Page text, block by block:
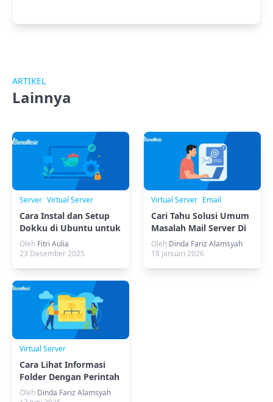
ARTIKEL
Lainnya
Server Virtual Server
Cara Instal dan Setup
Dokku di Ubuntu untuk
Deployment yang
Efisien
Oleh Fitri Aulia
23 Desember 2025
Virtual Server Email
Cari Tahu Solusi Umum
Masalah Mail Server Di
Plesk Panel
Oleh Dinda Fariz Alamsyah
18 Januari 2026
Virtual Server
Cara Lihat Informasi
Folder Dengan Perintah
ls di VPS Linux
Oleh Dinda Fariz Alamsyah